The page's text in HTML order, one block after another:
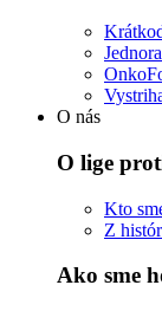
O nás
O lige
Kto
Z
Ako sme